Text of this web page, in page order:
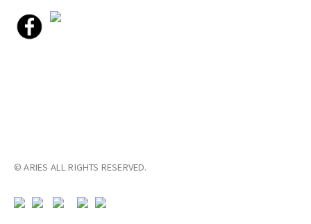
© ARIES ALL RIGHTS RESERVED.